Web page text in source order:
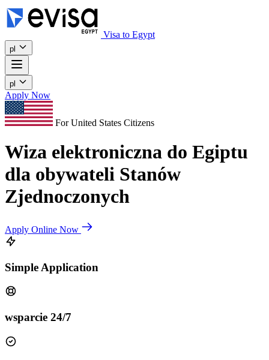
Visa to Egypt
pl
pl
Apply Now
For United States Citizens
Wiza elektroniczna do Egiptu
dla obywateli Stanów
Zjednoczonych
Apply Online Now
Simple Application
wsparcie 24/7